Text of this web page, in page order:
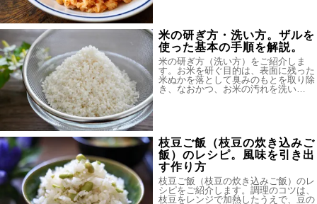
米の研ぎ方・洗い方。ザルを
使った基本の手順を解説。
米の研ぎ方（洗い方）をご紹介しま
す。お米を研ぐ目的は、表面に残った
米ぬかを落として臭みのもとを取り除
き、なおかつ、お米の汚れを洗い…
枝豆ご飯（枝豆の炊き込みご
飯）のレシピ。風味を引き出
す作り方
枝豆ご飯（枝豆の炊き込みご飯）のレ
シピをご紹介します。調理のコツは、
枝豆をレンジで加熱したうえで、豆の